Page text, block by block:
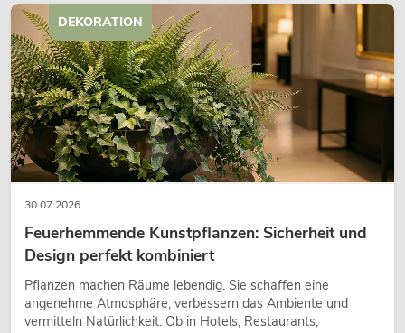
30.07.2026
Feuerhemmende Kunstpflanzen: Sicherheit und
Design perfekt kombiniert
Pflanzen machen Räume lebendig. Sie schaffen eine
angenehme Atmosphäre, verbessern das Ambiente und
vermitteln Natürlichkeit. Ob in Hotels, Restaurants,
DEKORATION